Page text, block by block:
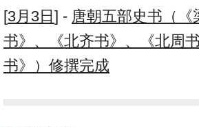
[3月3日 ] - 唐朝五部史书（《
书》、《北齐书》、《北周
书》）修撰完成